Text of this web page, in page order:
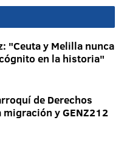
"Ceuta y Melilla nunca
en la historia"
de Derechos
y GENZ212